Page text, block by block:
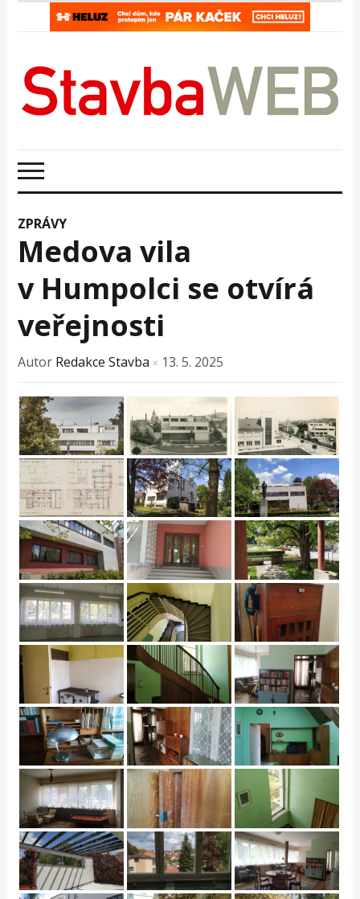
ZPRÁVY
Medova vila
v Humpolci se otvírá
veřejnosti
Autor Redakce Stavba × 13. 5. 2025